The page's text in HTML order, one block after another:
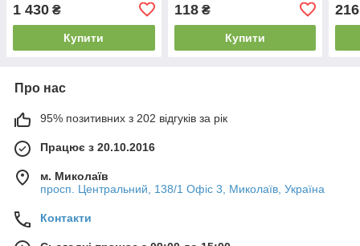
1 430 ₴
Купити
118₴
Купити
216
Про нас
95% позитивних з 202 відгуків за рік
Працює з 20.10.2016
м. Миколаїв
просп. Центральний, 138/1 Офіс 3, Миколаїв, Україна
Контакти